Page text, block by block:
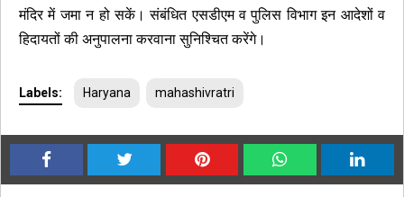
मंदिर में जमा न हो सकें। संबंधित एसडीएम व पुलिस विभाग इन आदेशों व
हिदायतों की अनुपालना करवाना सुनिश्चित करेंगे।
Labels: Haryana mahashivratri